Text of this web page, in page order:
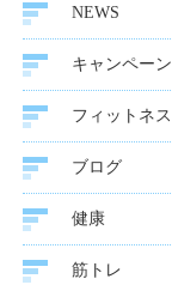
NEWS
キャンペーン
フィットネス
ブログ
健康
筋トレ